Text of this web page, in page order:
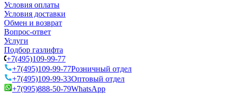
Условия оплаты
Условия доставки
Обмен и возврат
Вопрос-ответ
Услуги
Подбор газлифта
+7(495)109-99-77
+7(495)109-99-77Розничный отдел
+7(495)109-99-33Оптовый отдел
+7(995)888-50-79WhatsApp